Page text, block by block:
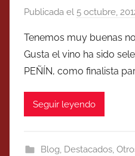
Publicada el 5 octubre,
Tenemos muy buenas
Gusta el vino ha sido
PEÑÍN, como finalista
Seguir leyendo
Blog, Destacados,